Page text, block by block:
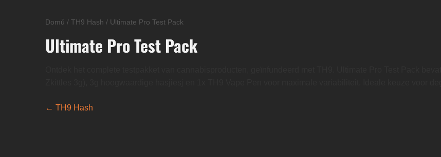
Domů / TH9 Hash / Ultimate Pro Test Pack
Ultimate Pro Test Pack
← TH9 Hash